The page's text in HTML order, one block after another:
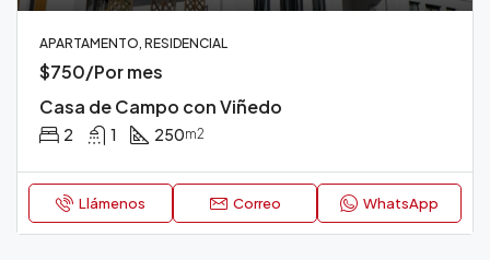
APARTAMENTO, RESIDENCIAL
$750/Por mes
Casa de Campo con Viñedo
2 1 250m2
Llámenos Correo WhatsApp